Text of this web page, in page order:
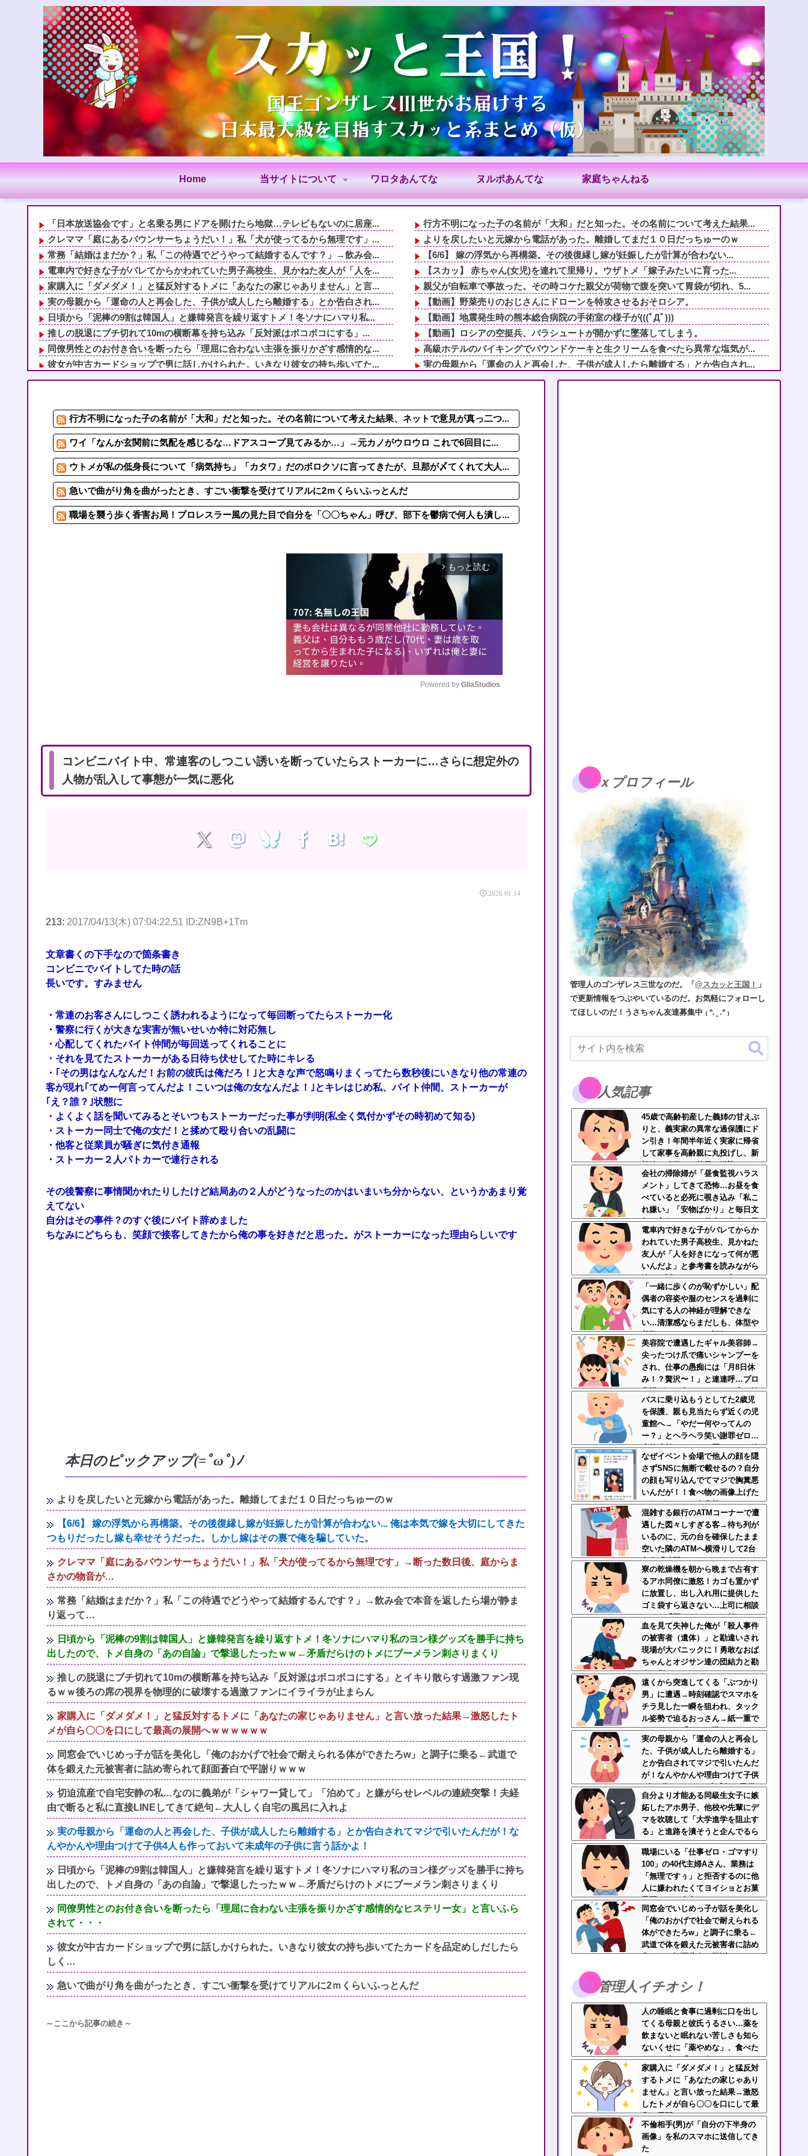
Home 当サイトについて ワロタあんてな ヌルポあんてな 家庭ちゃんねる
「日本放送協会です」と名乗る男にドアを開けたら地獄…テレビもないのに居座...
クレママ「庭にあるバウンサーちょうだい！」私「犬が使ってるから無理です」...
常務「結婚はまだか？」私「この待遇でどうやって結婚するんです？」→飲み会...
電車内で好きな子がバレてからかわれていた男子高校生、見かねた友人が「人を...
家購入に「ダメダメ！」と猛反対するトメに「あなたの家じゃありません」と言...
実の母親から「運命の人と再会した、子供が成人したら離婚する」とか告白され...
日頃から「泥棒の9割は韓国人」と嫌韓発言を繰り返すトメ！冬ソナにハマり私...
推しの脱退にブチ切れて10mの横断幕を持ち込み「反対派はボコボコにする」...
同僚男性とのお付き合いを断ったら「理屈に合わない主張を振りかざす感情的な...
彼女が中古カードショップで男に話しかけられた。いきなり彼女の持ち歩いてた...
レストランで食事してたらいきなり後ろから髪を引っ張られ、子供が悪戯してる...
「俺の事好きだよね？」と頻繁に確認してくる旦那がうざい。結婚してもう６年...
兄貴が去年結婚したのだがしょーもないことで家族会議が開かれて…
【スカッ】赤ちゃん(女児)を連れて里帰り。ウザトメ「嫁子みたいに育ったら...
行方不明になった子の名前が「大和」だと知った。その名前について考えた結果...
よりを戻したいと元嫁から電話があった。離婚してまだ１０日だっちゅーのｗ
【6/6】 嫁の浮気から再構築。その後復縁し嫁が妊娠したが計算が合わない...
【スカッ】 赤ちゃん(女児)を連れて里帰り。ウザトメ「嫁子みたいに育った...
親父が自転車で事故った。その時コケた親父が荷物で腹を突いて胃袋が切れ、5...
【動画】野菜売りのおじさんにドローンを特攻させるおそロシア。
【動画】地震発生時の熊本総合病院の手術室の様子が(((ﾟДﾟ)))
【動画】ロシアの空挺兵、パラシュートが開かずに墜落してしまう。
高級ホテルのバイキングでパウンドケーキと生クリームを食べたら異常な塩気が...
実の母親から「運命の人と再会した、子供が成人したら離婚する」とか告白され...
日頃から「泥棒の9割は韓国人」と嫌韓発言を繰り返すトメ！冬ソナにハマり私...
【動画】新型のさすまた、限界突破ｗｗｗｗｗｗ
ワイ「なんか玄関前に気配を感じるな…ドアスコープ見てみるか…」→元カノが...
ウトメが私の低身長について「病気持ち」「カタワ」だのボロクソに言ってきた...
行方不明になった子の名前が「大和」だと知った。その名前について考えた結果、ネットで意見が真っ二つ...
ワイ「なんか玄関前に気配を感じるな…ドアスコープ見てみるか…」→元カノがウロウロ これで6回目に...
ウトメが私の低身長について「病気持ち」「カタワ」だのボロクソに言ってきたが、旦那が〆てくれて大人...
急いで曲がり角を曲がったとき、すごい衝撃を受けてリアルに2ｍくらいふっとんだ
職場を襲う歩く香害お局！プロレスラー風の見た目で自分を「〇〇ちゃん」呼び、部下を鬱病で何人も潰し...
arrow_forward_ios もっと読む
e
Powered by GliaStudios
コンビニバイト中、常連客のしつこい誘いを断っていたらストーカーに…さらに想定外の
人物が乱入して事態が一気に悪化
2026.01.14
213: 2017/04/13(木) 07:04:22.51 ID:ZN9B+1Tm
文章書くの下手なので箇条書き
コンビニでバイトしてた時の話
長いです。すみません
・常連のお客さんにしつこく誘われるようになって毎回断ってたらストーカー化
・警察に行くが大きな実害が無いせいか特に対応無し
・心配してくれたバイト仲間が毎回送ってくれることに
・それを見てたストーカーがある日待ち伏せしてた時にキレる
・｢その男はなんなんだ！お前の彼氏は俺だろ！｣と大きな声で怒鳴りまくってたら数秒後にいきなり他の常連の
客が現れ｢てめー何言ってんだよ！こいつは俺の女なんだよ！｣とキレはじめ私、バイト仲間、ストーカーが
｢え？誰？｣状態に
・よくよく話を聞いてみるとそいつもストーカーだった事が判明(私全く気付かずその時初めて知る)
・ストーカー同士で俺の女だ！と揉めて殴り合いの乱闘に
・他客と従業員が騒ぎに気付き通報
・ストーカー２人パトカーで連行される
その後警察に事情聞かれたりしたけど結局あの２人がどうなったのかはいまいち分からない、というかあまり覚
えてない
自分はその事件？のすぐ後にバイト辞めました
ちなみにどちらも、笑顔で接客してきたから俺の事を好きだと思った。がストーカーになった理由らしいです
本日のピックアップ(=ﾟωﾟ)ﾉ
よりを戻したいと元嫁から電話があった。離婚してまだ１０日だっちゅーのｗ
【6/6】 嫁の浮気から再構築。その後復縁し嫁が妊娠したが計算が合わない... 俺は本気で嫁を大切にしてきた
つもりだったし嫁も幸せそうだった。しかし嫁はその裏で俺を騙していた。
クレママ「庭にあるバウンサーちょうだい！」私「犬が使ってるから無理です」→断った数日後、庭からま
さかの物音が…
常務「結婚はまだか？」私「この待遇でどうやって結婚するんです？」→飲み会で本音を返したら場が静ま
り返って…
日頃から「泥棒の9割は韓国人」と嫌韓発言を繰り返すトメ！冬ソナにハマり私のヨン様グッズを勝手に持ち
出したので、トメ自身の「あの自論」で撃退したったｗｗ←矛盾だらけのトメにブーメラン刺さりまくり
推しの脱退にブチ切れて10mの横断幕を持ち込み「反対派はボコボコにする」とイキり散らす過激ファン現
るｗｗ後ろの席の視界を物理的に破壊する過激ファンにイライラが止まらん
家購入に「ダメダメ！」と猛反対するトメに「あなたの家じゃありません」と言い放った結果→激怒したト
メが自ら〇〇を口にして最高の展開へｗｗｗｗｗｗ
同窓会でいじめっ子が話を美化し「俺のおかげで社会で耐えられる体ができたろw」と調子に乗る←武道で
体を鍛えた元被害者に詰め寄られて顔面蒼白で平謝りｗｗｗ
切迫流産で自宅安静の私…なのに義弟が「シャワー貸して」「泊めて」と嫌がらせレベルの連続突撃！夫経
由で断ると私に直接LINEしてきて絶句←大人しく自宅の風呂に入れよ
実の母親から「運命の人と再会した、子供が成人したら離婚する」とか告白されてマジで引いたんだが！な
んやかんや理由つけて子供4人も作っておいて未成年の子供に言う話かよ！
日頃から「泥棒の9割は韓国人」と嫌韓発言を繰り返すトメ！冬ソナにハマり私のヨン様グッズを勝手に持ち
出したので、トメ自身の「あの自論」で撃退したったｗｗ←矛盾だらけのトメにブーメラン刺さりまくり
同僚男性とのお付き合いを断ったら「理屈に合わない主張を振りかざす感情的なヒステリー女」と言いふら
されて・・・
彼女が中古カードショップで男に話しかけられた。いきなり彼女の持ち歩いてたカードを品定めしだしたら
しく…
急いで曲がり角を曲がったとき、すごい衝撃を受けてリアルに2ｍくらいふっとんだ
～ここから記事の続き～
ｘプロフィール
管理人のゴンザレス三世なのだ。「@スカッと王国！ 」
で更新情報をつぶやいているのだ。お気軽にフォローし
てほしいのだ！うさちゃん友達募集中 ₍ ᐢ. ̫ .ᐢ ₎
人気記事
45歳で高齢初産した義姉の甘えぶ
りと、義実家の異常な過保護にド
ン引き！年間半年近く実家に帰省
して家事を高齢親に丸投げし、新
幹線の移動すら義兄に送迎させて
いた・・・
会社の掃除婦が「昼食監視ハラス
メント」してきて恐怖…お昼を食
べていると必死に覗き込み「私こ
れ嫌い」「安物ばかり」と毎日文
句を言うんだが、他人の食事に異
様な執着を見せるのまじでストレ
ス
電車内で好きな子がバレてからか
われていた男子高校生、見かねた
友人が「人を好きになって何が悪
いんだよ」と参考書を読みながら
淡々と話してた←カッコ良すぎだ
「一緒に歩くのが恥ずかしい」配
偶者の容姿や服のセンスを過剰に
気にする人の神経が理解できな
い…清潔感ならまだしも、体型や
美醜でパートナーを評価するなよ
美容院で遭遇したギャル美容師→
尖ったつけ爪で痛いシャンプーを
され、仕事の愚痴には「月8日休
み！？贅沢〜！」と連連呼…プロ
意識ゼロの身だしなみと、客に嫉
妬してマウントを取ってくるのが
不快すぎ・・・
バスに乗り込もうとしてた2歳児
を保護、親も見当たらず近くの児
童館へ→「やだー何やってんの
ー？」とヘラヘラ笑い謝罪ゼロ…
事故寸前だったのに悪びれない放
置親なんなの？
なぜイベント会場で他人の顔を隠
さずSNSに無断で載せるの？自分
の顔も写り込んでてマジで胸糞悪
いんだが！！食べ物の画像上げた
ほうがよっぽど有意義だわ
混雑する銀行のATMコーナーで遭
遇した図々しすぎる客→待ち列が
いるのに、元の台を確保したまま
空いた隣のATMへ横滑りして2台
占有「時間かかるねー」じゃねえ
よ横取りすんな！
寮の乾燥機を朝から晩まで占有す
るアホ同僚に激怒！カゴも置かず
に放置し、出し入れ用に提供した
ゴミ袋すら返さない…上司に相談
しても「困ってるのはお前だけだ
から我慢しろ」←はぁ？！
血を見て失神した俺が「殺人事件
の被害者（遺体）」と勘違いされ
現場が大パニックに！勇敢なおば
ちゃんとオジサン達の団結力と勘
違い劇がこちらｗｗ
遠くから突進してくる「ぶつかり
男」に遭遇→時刻確認でスマホを
チラ見した一瞬を狙われ、タック
ル姿勢で迫るおっさん→紙一重で
かわしたら「なんで避けられるん
だよ！」と絶叫逃走
実の母親から「運命の人と再会し
た、子供が成人したら離婚する」
とか告白されてマジで引いたんだ
が！なんやかんや理由つけて子供
4人も作っておいて未成年の子供
に言う話かよ！
自分より才能ある同級生女子に嫉
妬したアホ男子、他校や先輩にデ
マを吹聴して「大学進学を阻止す
る」と進路を潰そうと企んでるら
しい
職場にいる「仕事ゼロ・ゴマすり
100」の40代主婦Aさん、業務は
「無理ですぅ」と拒否するのに他
人に嫌われたくてヨイショとお菓
子配りだけ全力すぎる
同窓会でいじめっ子が話を美化し
「俺のおかげで社会で耐えられる
体ができたろw」と調子に乗る←
武道で体を鍛えた元被害者に詰め
寄られて顔面蒼白で平謝りｗｗｗ
管理人イチオシ！
人の睡眠と食事に過剰に口を出し
てくる母親と彼氏うるさい…薬を
飲まないと眠れない苦しさも知ら
ないくせに「薬やめな」、食べた
くない時に「一口食べて」としつ
こい無神経すぎる！！
家購入に「ダメダメ！」と猛反対
するトメに「あなたの家じゃあり
ません」と言い放った結果→激怒
したトメが自ら〇〇を口にして最
高の展開へｗｗｗｗｗｗ
不倫相手(男)が「自分の下半身の
画像」を私のスマホに送信してき
た